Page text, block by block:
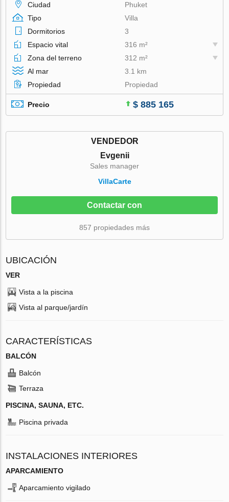
Ciudad
Phuket
Tipo
Villa
Dormitorios
3
Espacio vital
316 m²
Zona del terreno
312 m²
Al mar
3.1 km
Propiedad
Propiedad
Precio $ 885 165
VENDEDOR
Evgenii
Sales manager
VillaСarte
Contactar con
857 propiedades más
UBICACIÓN
VER
Vista a la piscina
Vista al parque/jardín
CARACTERÍSTICAS
BALCÓN
Balcón
Terraza
PISCINA, SAUNA, ETC.
Piscina privada
INSTALACIONES INTERIORES
APARCAMIENTO
Aparcamiento vigilado